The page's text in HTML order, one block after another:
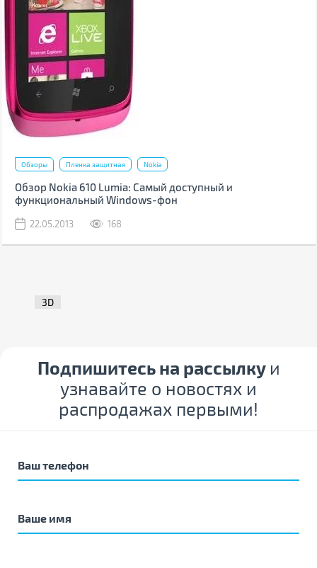
Обзоры Пленка защитная Nokia
Обзор Nokia 610 Lumia: Самый доступный и
функциональный Windows-фон
22.05.2013 168
3D
Подпишитесь на рассылку и
узнавайте о новостях и
распродажах первыми!